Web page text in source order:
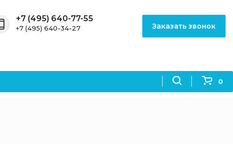
0
+7 (495) 640-77-55
+7 (495) 640-34-27 Заказать звонок